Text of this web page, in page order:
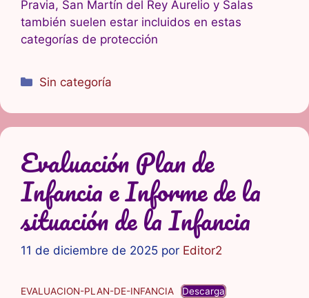
Pravia, San Martín del Rey Aurelio y Salas
también suelen estar incluidos en estas
categorías de protección
Categorías
Sin categoría
Evaluación Plan de
Infancia e Informe de la
situación de la Infancia
11 de diciembre de 2025 por Editor2
EVALUACION-PLAN-DE-INFANCIA
Descarga